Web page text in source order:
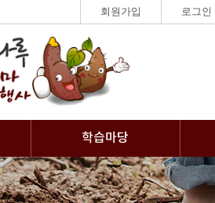
회원가입 로그인
학습마당